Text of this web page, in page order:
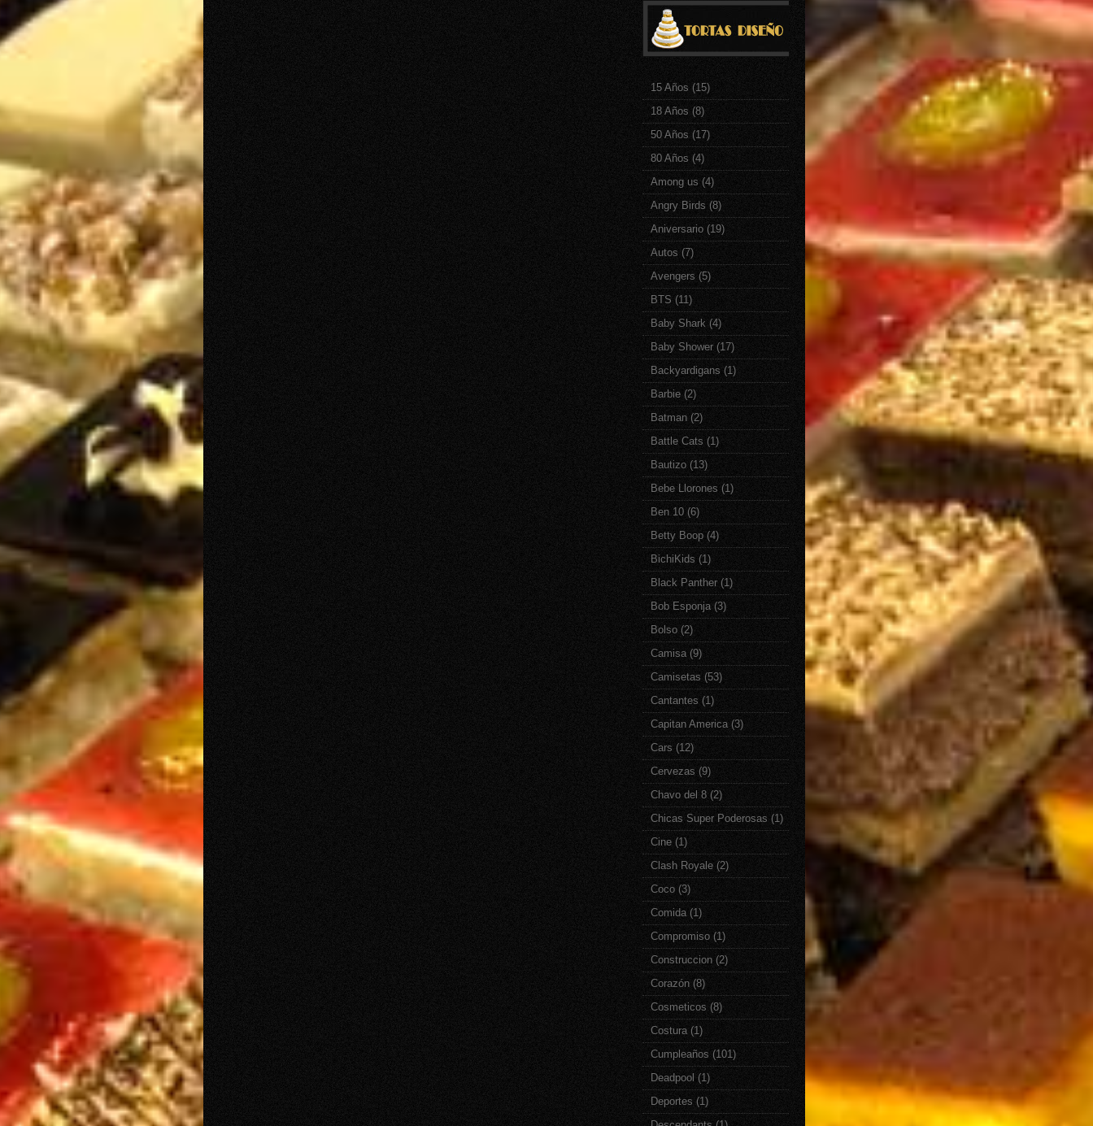
15 Años (15)
18 Años (8)
50 Años (17)
80 Años (4)
Among us (4)
Angry Birds (8)
Aniversario (19)
Autos (7)
Avengers (5)
BTS (11)
Baby Shark (4)
Baby Shower (17)
Backyardigans (1)
Barbie (2)
Batman (2)
Battle Cats (1)
Bautizo (13)
Bebe Llorones (1)
Ben 10 (6)
Betty Boop (4)
BichiKids (1)
Black Panther (1)
Bob Esponja (3)
Bolso (2)
Camisa (9)
Camisetas (53)
Cantantes (1)
Capitan America (3)
Cars (12)
Cervezas (9)
Chavo del 8 (2)
Chicas Super Poderosas (1)
Cine (1)
Clash Royale (2)
Coco (3)
Comida (1)
Compromiso (1)
Construccion (2)
Corazón (8)
Cosmeticos (8)
Costura (1)
Cumpleaños (101)
Deadpool (1)
Deportes (1)